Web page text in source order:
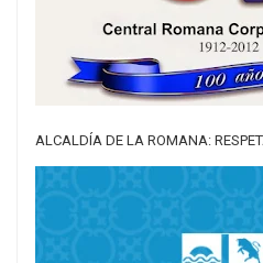
ALCALDÍA DE LA ROMANA: